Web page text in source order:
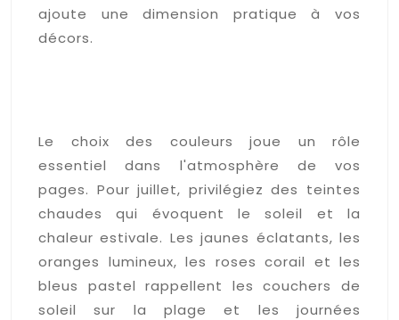
ajoute une dimension pratique à vos
décors.
Le choix des couleurs joue un rôle
essentiel dans l'atmosphère de vos
pages. Pour juillet, privilégiez des teintes
chaudes qui évoquent le soleil et la
chaleur estivale. Les jaunes éclatants, les
oranges lumineux, les roses corail et les
bleus pastel rappellent les couchers de
soleil sur la plage et les journées